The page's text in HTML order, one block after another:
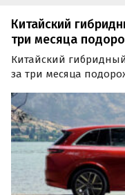
Китайский
три месяца
Китайский
за три месяца
5,2 млн рублей, то
пути», крупный